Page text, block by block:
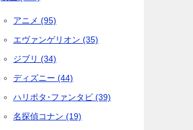
アニメ (95)
エヴァンゲリオン (35)
ジブリ (34)
ディズニー (44)
ハリポタ･ファンタビ (39)
名探偵コナン (19)